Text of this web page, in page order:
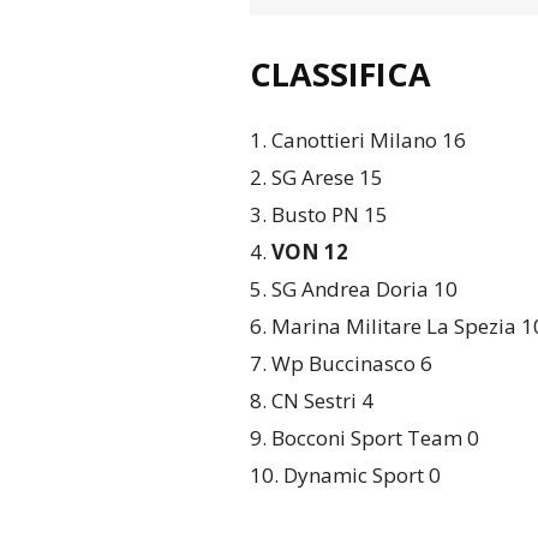
CLASSIFICA
1. Canottieri Milano 16
2. SG Arese 15
3. Busto PN 15
4. VON 12
5. SG Andrea Doria 10
6. Marina Militare La Spezia
7. Wp Buccinasco 6
8. CN Sestri 4
9. Bocconi Sport Team 0
10. Dynamic Sport 0